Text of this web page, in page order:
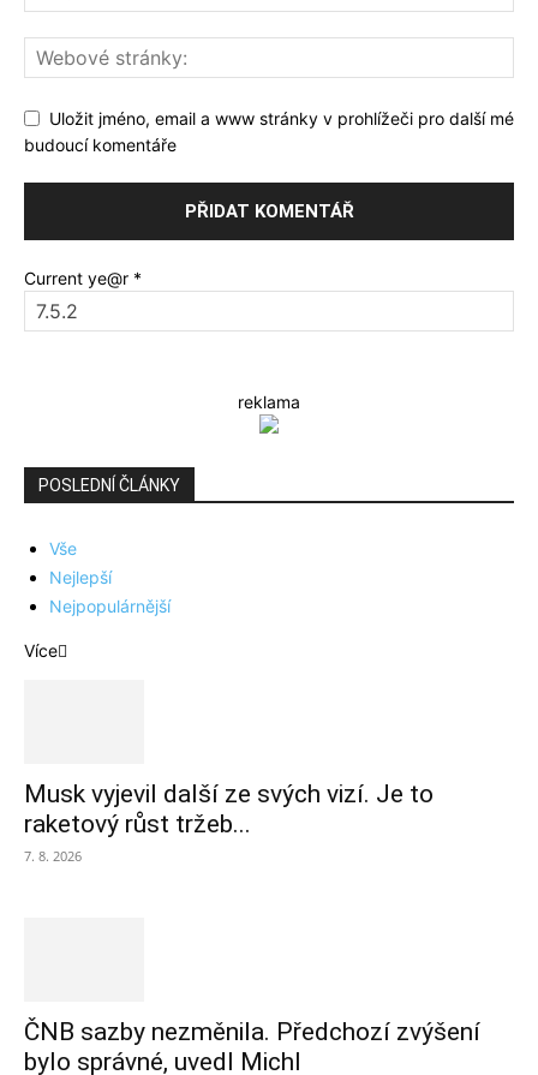
Uložit jméno, email a www stránky v prohlížeči pro další mé
budoucí komentáře
Current ye@r *
reklama
POSLEDNÍ ČLÁNKY
Vše
Nejlepší
Nejpopulárnější
Více
Musk vyjevil další ze svých vizí. Je to
raketový růst tržeb...
7. 8. 2026
ČNB sazby nezměnila. Předchozí zvýšení
bylo správné, uvedl Michl